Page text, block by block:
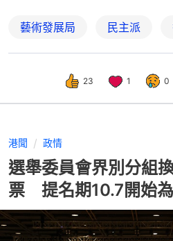
藝術發展局 民主派
23 1 0
港聞 政情
選舉委員會界別分組
票 提名期10.7開始